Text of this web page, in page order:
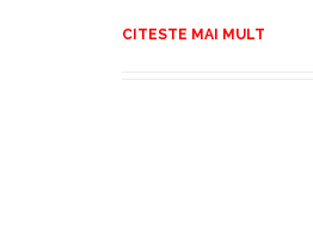
CITESTE MAI MULT